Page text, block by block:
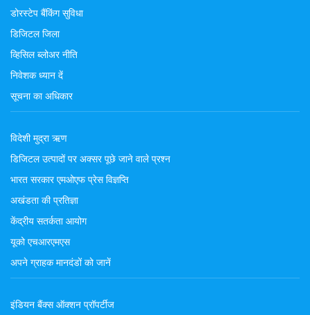
डोरस्टेप बैंकिंग सुविधा
डिजिटल जिला
व्हिसिल ब्लोअर नीति
निवेशक ध्यान दें
सूचना का अधिकार
विदेशी मुद्रा ऋण
डिजिटल उत्पादों पर अक्सर पूछे जाने वाले प्रश्न
भारत सरकार एमओएफ प्रेस विज्ञप्ति
अखंडता की प्रतिज्ञा
केंद्रीय सतर्कता आयोग
यूको एचआरएमएस
अपने ग्राहक मानदंडों को जानें
इंडियन बैंक्स ऑक्शन प्रॉपर्टीज